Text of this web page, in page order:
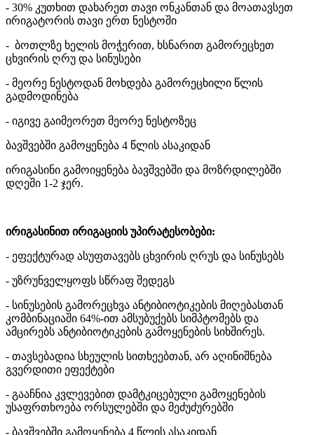
- 30% კუთხით დახარეთ თავი ონკანთან და მოათავსეთ
ირიგატორის თავი ერთ ნესტოში
- ბოთლზე ხელის მოჭერით, ხსნარით გამორეცხეთ
ცხვირის ღრუ და სინუსები
- მეორე ნესტოდან მოხდება გამორეცხილი წლის
გადმოდინება
- იგივე გაიმეორეთ მეორე ნესტოზეც
ბავშვებში გამოყენება 4 წლის ასაკიდან
ირიგასინი გამოიყენება ბავშვებში და მოზრდილებში
დღეში 1-2 ჯერ.
ირიგასინით ირიგაციის უპირატესობები:
- ეფექტურად ასუფთავებს ცხვირის ღრუს და სინუსებს
- უზრუნველყოფს სწრაფ შედეგს
- სინუსების გამორეცხვა ანტიბიოტიკების მიღებასთან
კომბინაციაში 64%-ით ამსუბუქებს სიმპტომებს და
ამცირებს ანტიბიოტიკების გამოყენების სიხშირეს.
- თავსებადია სხეულის სითხეებთან, არ აღინიშნება
გვერდითი ეფექტები
- გააჩნია კვლევებით დამტკიცებული გამოყენების
უსაფრთხოება ორსულებში და მეძუძურებში
- ბავშვებში გამოყენება 4 წლის ასაკიდან